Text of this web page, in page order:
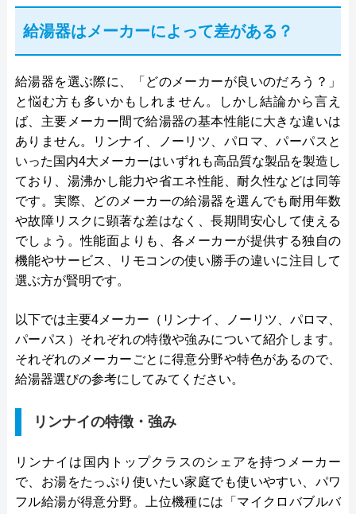
給湯器はメーカーによって差がある？
給湯器を選ぶ際に、「どのメーカーが良いのだろう？」
と悩む方も多いかもしれません。しかし結論から言え
ば、主要メーカー間で給湯器の基本性能に大きな違いは
ありません。リンナイ、ノーリツ、パロマ、パーパスと
いった国内4大メーカーはいずれも高品質な製品を製造し
ており、湯沸かし能力や省エネ性能、耐久性などは同等
です。実際、どのメーカーの給湯器を選んでも耐用年数
や故障リスクに顕著な差はなく、長期間安心して使える
でしょう。性能面よりも、各メーカーが提供する独自の
機能やサービス、リモコンの使い勝手の違いに注目して
選ぶ方が賢明です。
以下では主要4メーカー（リンナイ、ノーリツ、パロマ、
パーパス）それぞれの特徴や強みについて紹介します。
それぞれのメーカーごとに得意分野や特色があるので、
給湯器選びの参考にしてみてください。
リンナイの特徴・強み
リンナイは国内トップクラスのシェアを持つメーカー
で、お湯をたっぷり使いたい家庭でも使いやすい、パワ
フル給湯が得意分野。上位機種には「マイクロバブルバ